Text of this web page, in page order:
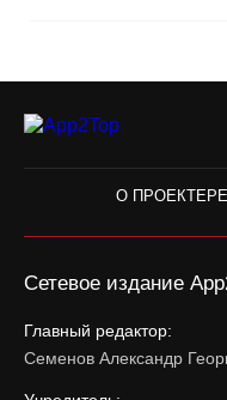
О ПРОЕКТЕ
Сетевое издание
Главный редактор:
Семенов Александр